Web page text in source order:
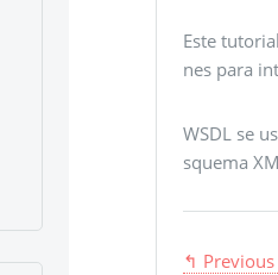
Este
nes para
WSDL se
squema
↰ Previous